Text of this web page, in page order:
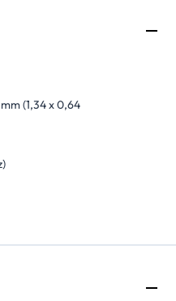
(1,34 x 0,64